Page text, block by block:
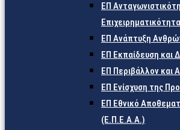
ΕΠ
Επιχειρηματικότητα
ΕΠ Ανάπτυξη
ΕΠ Εκπαίδευση και
ΕΠ Περιβάλλον και
ΕΠ Ενίσχυση της
ΕΠ Εθνικό
(Ε.Π.Ε.Α.Α.)